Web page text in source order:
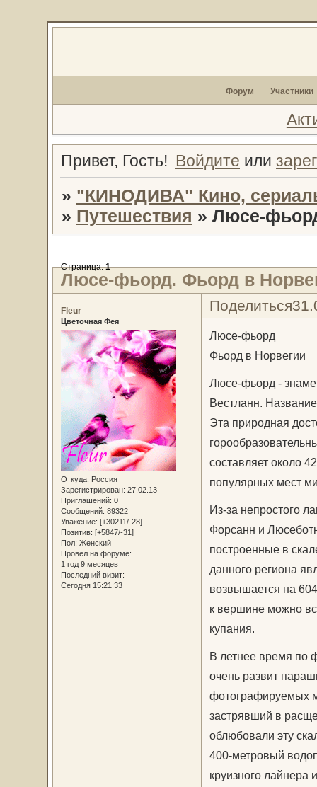
Форум Участники
Привет, Гость! Войдите или
» "КИНОДИВА" Кино,
» Путешествия » Люсе-
Люсе-фьорд. Фьорд в
Страница:1
Поделиться
Fleur
Цветочная Фея
Откуда: Россия
Зарегистрирован: 27.02.13
Приглашений: 0
Сообщений: 89322
Уважение: [+30211/-28]
Позитив: [+5847/-31]
Пол: Женский
Провел на форуме:
1 год 9 месяцев
Последний визит:
Сегодня 15:21:33
Люсе-фьорд
Фьорд в Норвегии
Люсе-фьорд -
Вестланн.
Эта природная
составляет около
популярных мест
Из-за непростого
Форсанн и
построенные в
данного региона
возвышается на
к вершине можно
купания.
В летнее время по
очень развит
фотографируемых
застрявший в
облюбовали эту
400-метровый
круизного лайнера